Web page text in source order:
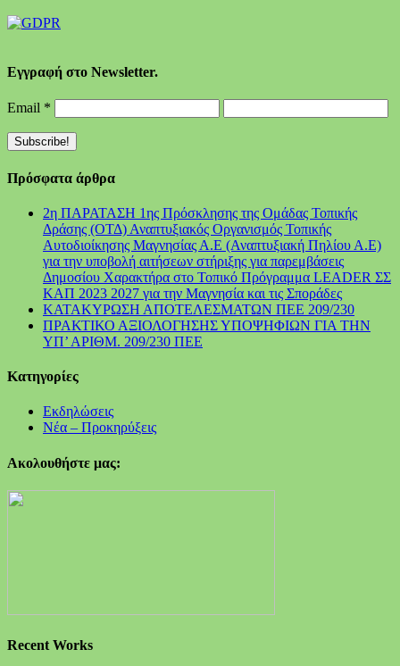
Εγγραφή στο Newsletter.
Email *
Πρόσφατα άρθρα
2η ΠΑΡΑΤΑΣΗ 1ης Πρόσκλησης της Ομάδας Τοπικής
Δράσης (ΟΤΔ) Αναπτυξιακός Οργανισμός Τοπικής
Αυτοδιοίκησης Μαγνησίας Α.Ε (Αναπτυξιακή Πηλίου Α.Ε)
για την υποβολή αιτήσεων στήριξης για παρεμβάσεις
Δημοσίου Χαρακτήρα στο Τοπικό Πρόγραμμα LEADER ΣΣ
ΚΑΠ 2023 2027 για την Μαγνησία και τις Σποράδες
ΚΑΤΑΚΥΡΩΣΗ ΑΠΟΤΕΛΕΣΜΑΤΩΝ ΠΕΕ 209/230
ΠΡΑΚΤΙΚΟ ΑΞΙΟΛΟΓΗΣΗΣ ΥΠΟΨΗΦΙΩΝ ΓΙΑ ΤΗΝ
ΥΠ’ ΑΡΙΘΜ. 209/230 ΠΕΕ
Kατηγορίες
Εκδηλώσεις
Νέα – Προκηρύξεις
Ακολουθήστε μας:
Recent Works